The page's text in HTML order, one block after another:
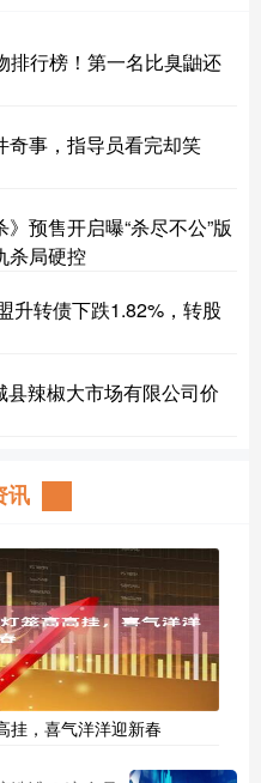
排行榜！第一名比臭鼬还
奇事，指导员看完却笑
预售开启曝“杀尽不公”版
杀局硬控
升转债下跌1.82%，转股
辣椒大市场有限公司价
讯
挂，喜气洋洋迎新春